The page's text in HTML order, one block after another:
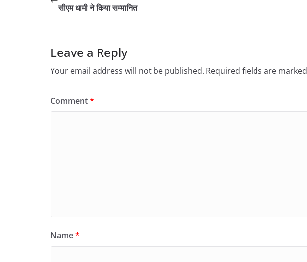
सीएम धामी ने किया सम्मानित
Leave a Reply
Your email address will not be published. Required fields are marked
Comment*
Name*